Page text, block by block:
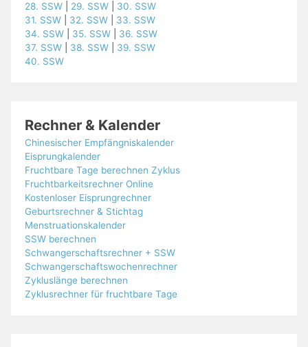
28. SSW
29. SSW
30. SSW
31. SSW
32. SSW
33. SSW
34. SSW
35. SSW
36. SSW
37. SSW
38. SSW
39. SSW
40. SSW
Rechner & Kalender
Chinesischer Empfängniskalender
Eisprungkalender
Fruchtbare Tage berechnen Zyklus
Fruchtbarkeitsrechner Online
Kostenloser Eisprungrechner
Geburtsrechner & Stichtag
Menstruationskalender
SSW berechnen
Schwangerschaftsrechner + SSW
Schwangerschaftswochenrechner
Zykluslänge berechnen
Zyklusrechner für fruchtbare Tage